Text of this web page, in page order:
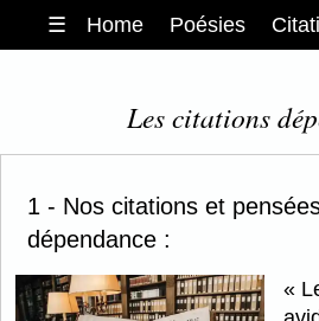
☰ Home Poésies
Les citations
1 - Nos citations et
dépendance :